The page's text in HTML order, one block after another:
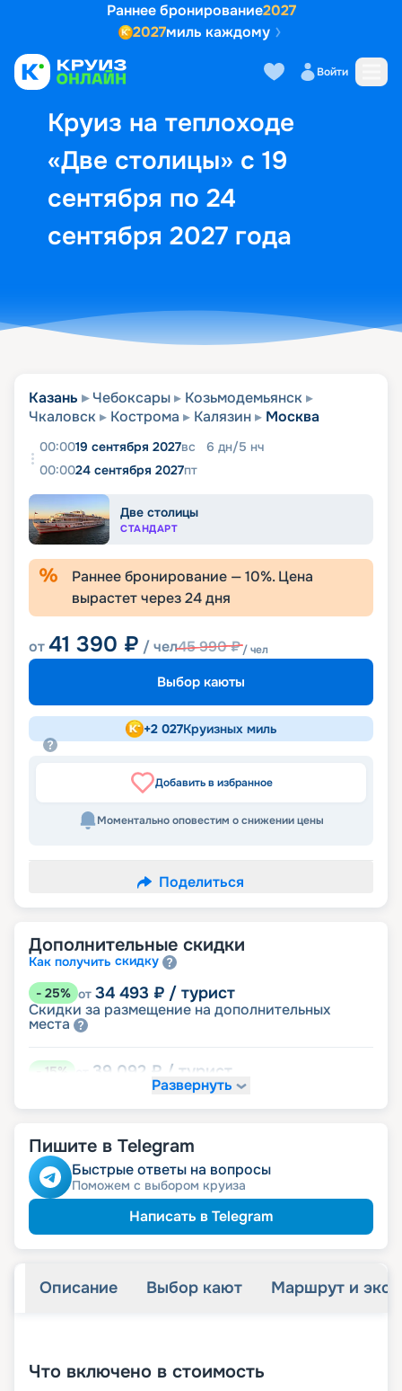
Раннее бронирование2027
2027миль каждому
Войти
Круиз на теплоходе
«Две столицы» с 19
сентября по 24
сентября 2027 года
Выбор кают Маршрут и
Казань Чебоксары
Козьмодемьянск
Чкаловск
Кострома Калязин Москва
00:0019 сентября 2027вс 6 дн/5 нч
00:0024 сентября 2027пт
Две столицы
СТАНДАРТ
Раннее бронирование —10%. Цена
вырастет через24дня
от41 390 ₽ / чел45 990₽/ чел
Выбор каюты
+2 027Круизных миль
Добавить в избранное
Моментально оповестим о снижении цены
Поделиться
Дополнительные скидки
Как получить скидку
- 25% от 34 493 ₽ / турист
Скидки за размещение на дополнительных
места
15% 39 092 ₽ / турист
43 691
Скидкаименинникам
Скидкапенсионерам
Развернуть
Пишите в Telegram
Быстрые ответы на вопросы
Поможем с выбором круиза
Написать в Telegram
Описание Выбор кают Маршрут и
Что включено в стоимость